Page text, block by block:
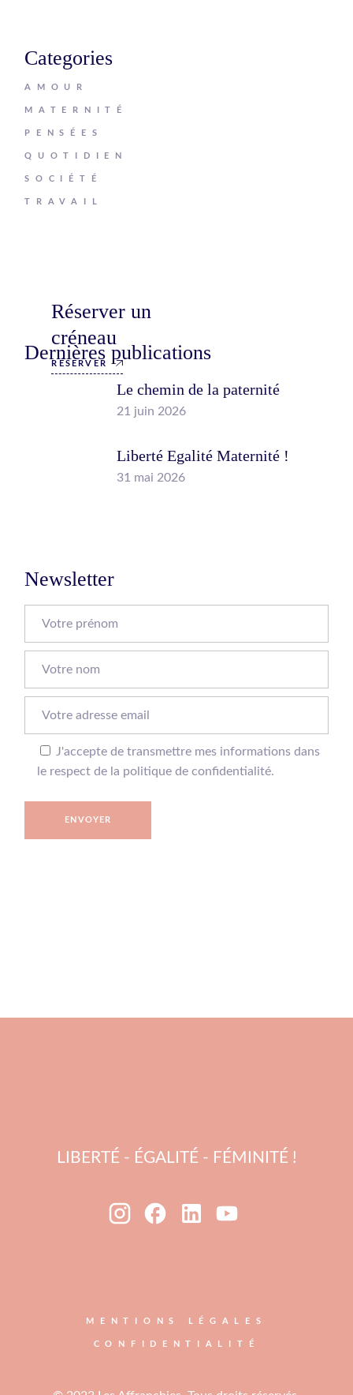
Categories
AMOUR
MATERNITÉ
PENSÉES
QUOTIDIEN
SOCIÉTÉ
TRAVAIL
Réserver un
créneau
RÉSERVER
Dernières publications
Le chemin de la paternité
21 juin 2026
Liberté Egalité Maternité !
31 mai 2026
Newsletter
J'accepte de transmettre mes informations dans
le respect de la politique de confidentialité.
ENVOYER
LIBERTÉ - ÉGALITÉ - FÉMINITÉ !
MENTIONS LÉGALES
CONFIDENTIALITÉ